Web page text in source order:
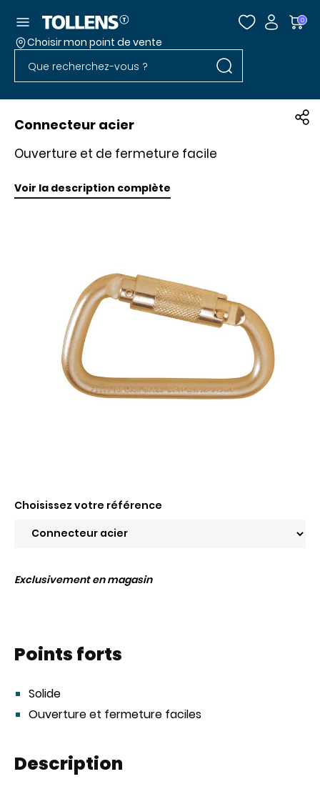
0
Passer la liste des magasins et aller au pied
Choisir mon point de vente
Rechercher dans le site Rechercher
Accéder au menu
Connecteur acier
Ouverture et de fermeture facile
Voir la description complète
Choisissez votre référence
Exclusivement en magasin
Points forts
Solide
Ouverture et fermeture faciles
Description